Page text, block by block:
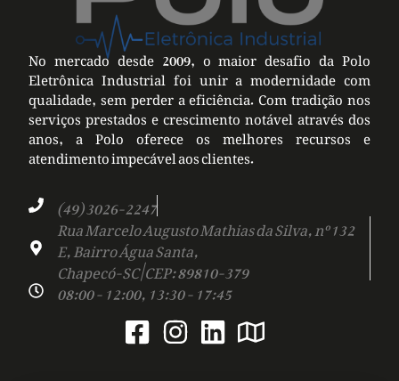
No mercado desde 2009, o maior desafio da Polo
Eletrônica Industrial foi unir a modernidade com
qualidade, sem perder a eficiência. Com tradição nos
serviços prestados e crescimento notável através dos
anos, a Polo oferece os melhores recursos e
atendimento impecável aos clientes.
(49) 3026-2247
Rua Marcelo Augusto Mathias da Silva, nº 132
E, Bairro Água Santa,
Chapecó-SC | CEP: 89810-379
08:00 - 12:00, 13:30 - 17:45